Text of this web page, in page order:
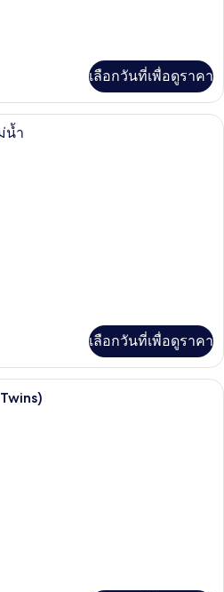
เลือกวันที่เพื่อดูราคา
Four Seasons, ห้องพัก, วิวแม่น้ำ | วิวริม
น้ำ
เลือกวันที่เพื่อดูราคา
ห้องพรีเมียร์, วิวแม่น้ำ (Two Twins) |